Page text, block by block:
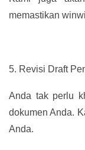
memastikan
5. Revisi Draft
Anda tak perlu
dokumen Anda.
Anda.